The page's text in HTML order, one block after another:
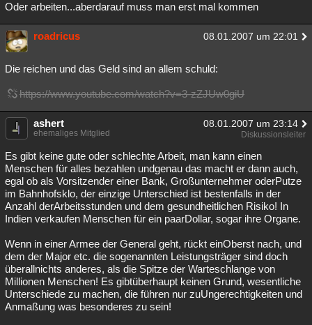
Oder arbeiten...aberdarauf muss man erst mal kommen
roadricus 08.01.2007 um 22:01
Die reichen und das Geld sind an allem schuld:
https://www.youtube.com/watch?v=3-zZJUw0giU
ashert 08.01.2007 um 23:14
ehemaliges Mitglied Diskussionsleiter
Es gibt keine gute oder schlechte Arbeit, man kann einen
Menschen für alles bezahlen undgenau das macht er dann auch,
egal ob als Vorsitzender einer Bank, Großunternehmer oderPutze
im Bahnhofsklo, der einzige Unterschied ist bestenfalls in der
Anzahl derArbeitsstunden und dem gesundheitlichen Risiko! In
Indien verkaufen Menschen für ein paarDollar, sogar ihre Organe.
Wenn in einer Armee der General geht, rückt einOberst nach, und
dem der Major etc. die sogenannten Leistungsträger sind doch
überallnichts anderes, als die Spitze der Warteschlange von
Millionen Menschen! Es gibtüberhaupt keinen Grund, wesentliche
Unterschiede zu machen, die führen nur zuUngerechtigkeiten und
Anmaßung was besonderes zu sein!